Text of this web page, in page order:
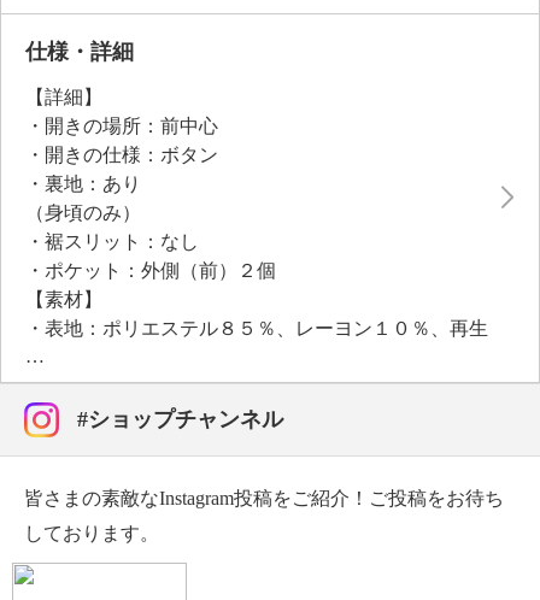
カジュアルなボトムスとも好相性で、日常からオケー
ジョンまで幅広く着こなせる一着です。
仕様・詳細
【詳細】
・開きの場所：前中心
・開きの仕様：ボタン
・裏地：あり
（身頃のみ）
・裾スリット：なし
・ポケット：外側（前）２個
【素材】
・表地：ポリエステル８５％、レーヨン１０％、再生
繊維（セルロース）５％
・裏地：ポリエステル１００％
【メンテナンス（絵表示ラベル）】
・手洗い：可
・タンブル乾燥：不可
・自然乾燥：日陰の吊り干し
・アイロン仕上げ：可（低温）
・ドライクリーニング：石油系ドライクリーニング可
#ショップチャンネル
皆さまの素敵なInstagram投稿をご紹介！ご投稿をお待ち
しております。